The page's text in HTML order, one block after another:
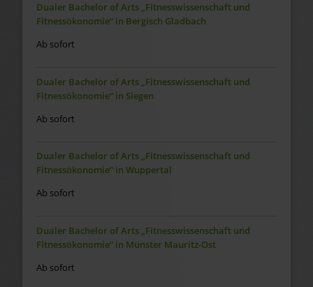
Dualer Bachelor of Arts „Fitnesswissenschaft und
Fitnessökonomie“ in Bergisch Gladbach
Ab sofort
Dualer Bachelor of Arts „Fitnesswissenschaft und
Fitnessökonomie“ in Siegen
Ab sofort
Dualer Bachelor of Arts „Fitnesswissenschaft und
Fitnessökonomie“ in Wuppertal
Ab sofort
Dualer Bachelor of Arts „Fitnesswissenschaft und
Fitnessökonomie“ in Münster Mauritz-Ost
Ab sofort